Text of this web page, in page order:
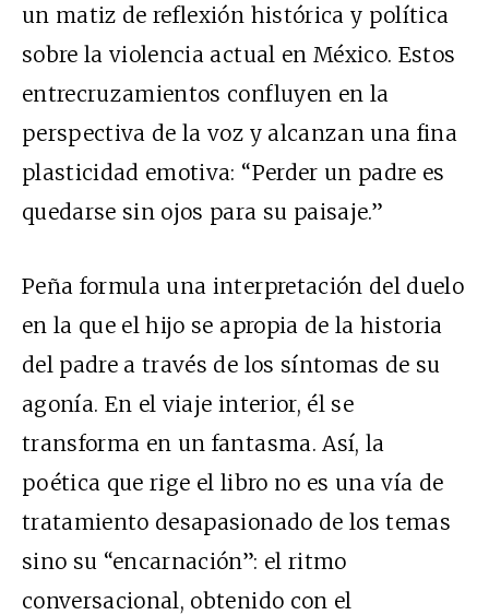
un matiz de reflexión histórica y política
sobre la violencia actual en México. Estos
entrecruzamientos confluyen en la
perspectiva de la voz y alcanzan una fina
plasticidad emotiva: “Perder un padre es
quedarse sin ojos para su paisaje.”
Peña formula una interpretación del duelo
en la que el hijo se apropia de la historia
del padre a través de los síntomas de su
agonía. En el viaje interior, él se
transforma en un fantasma. Así, la
poética que rige el libro no es una vía de
tratamiento desapasionado de los temas
sino su “encarnación”: el ritmo
conversacional, obtenido con el